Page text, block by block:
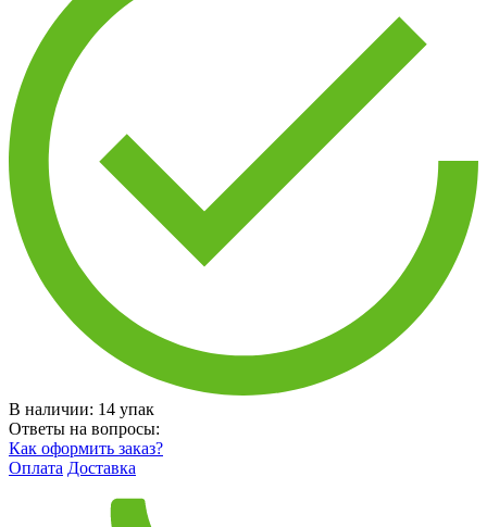
В наличии: 14 упак
Ответы на вопросы:
Как оформить заказ?
Оплата Доставка